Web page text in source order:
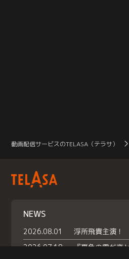
動画配信サービスのTELASA（テラサ）
NEWS
2026.08.01
2026.07.18